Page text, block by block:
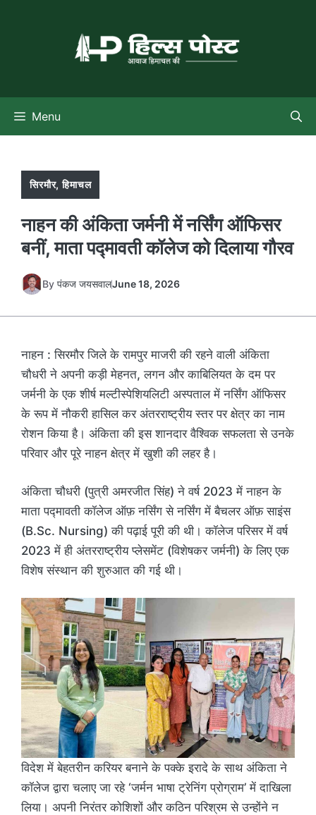
Menu
सिरमौर,हिमाचल
नाहन की अंकिता जर्मनी में नर्सिंग ऑफिसर
बनीं, माता पद्मावती कॉलेज को दिलाया गौरव
By पंकज जयसवालJune 18, 2026
नाहन : सिरमौर जिले के रामपुर माजरी की रहने वाली अंकिता
चौधरी ने अपनी कड़ी मेहनत, लगन और काबिलियत के दम पर
जर्मनी के एक शीर्ष मल्टीस्पेशियलिटी अस्पताल में नर्सिंग ऑफिसर
के रूप में नौकरी हासिल कर अंतरराष्ट्रीय स्तर पर क्षेत्र का नाम
रोशन किया है। अंकिता की इस शानदार वैश्विक सफलता से उनके
परिवार और पूरे नाहन क्षेत्र में खुशी की लहर है।
अंकिता चौधरी (पुत्री अमरजीत सिंह) ने वर्ष 2023 में नाहन के
माता पद्मावती कॉलेज ऑफ़ नर्सिंग से नर्सिंग में बैचलर ऑफ़ साइंस
(B.Sc. Nursing) की पढ़ाई पूरी की थी। कॉलेज परिसर में वर्ष
2023 में ही अंतरराष्ट्रीय प्लेसमेंट (विशेषकर जर्मनी) के लिए एक
विशेष संस्थान की शुरुआत की गई थी।
विदेश में बेहतरीन करियर बनाने के पक्के इरादे के साथ अंकिता ने
कॉलेज द्वारा चलाए जा रहे ‘जर्मन भाषा ट्रेनिंग प्रोग्राम’ में दाखिला
लिया। अपनी निरंतर कोशिशों और कठिन परिश्रम से उन्होंने न